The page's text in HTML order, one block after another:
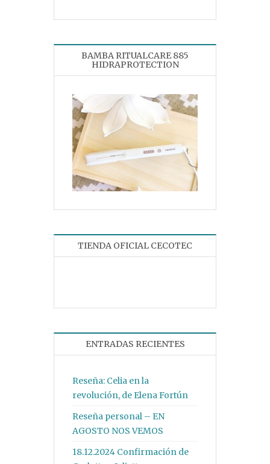
BAMBA RITUALCARE 885
HIDRAPROTECTION
TIENDA OFICIAL CECOTEC
ENTRADAS RECIENTES
Reseña: Celia en la
revolución, de Elena Fortún
Reseña personal – EN
AGOSTO NOS VEMOS
18.12.2024 Confirmación de